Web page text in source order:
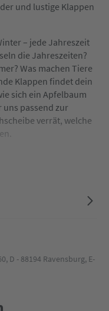
und lustige Klappen
– jede Jahreszeit
die Jahreszeiten?
Was machen Tiere
Klappen findet dein
sich ein Apfelbaum
passend zur
verrät, welche
D - 88194 Ravensburg, E-